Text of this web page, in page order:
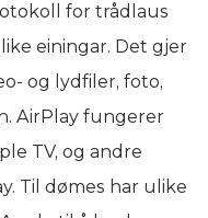
for trådlaus
einingar. Det gjer
og lydfiler, foto,
AirPlay fungerer
TV, og andre
Til dømes har ulike